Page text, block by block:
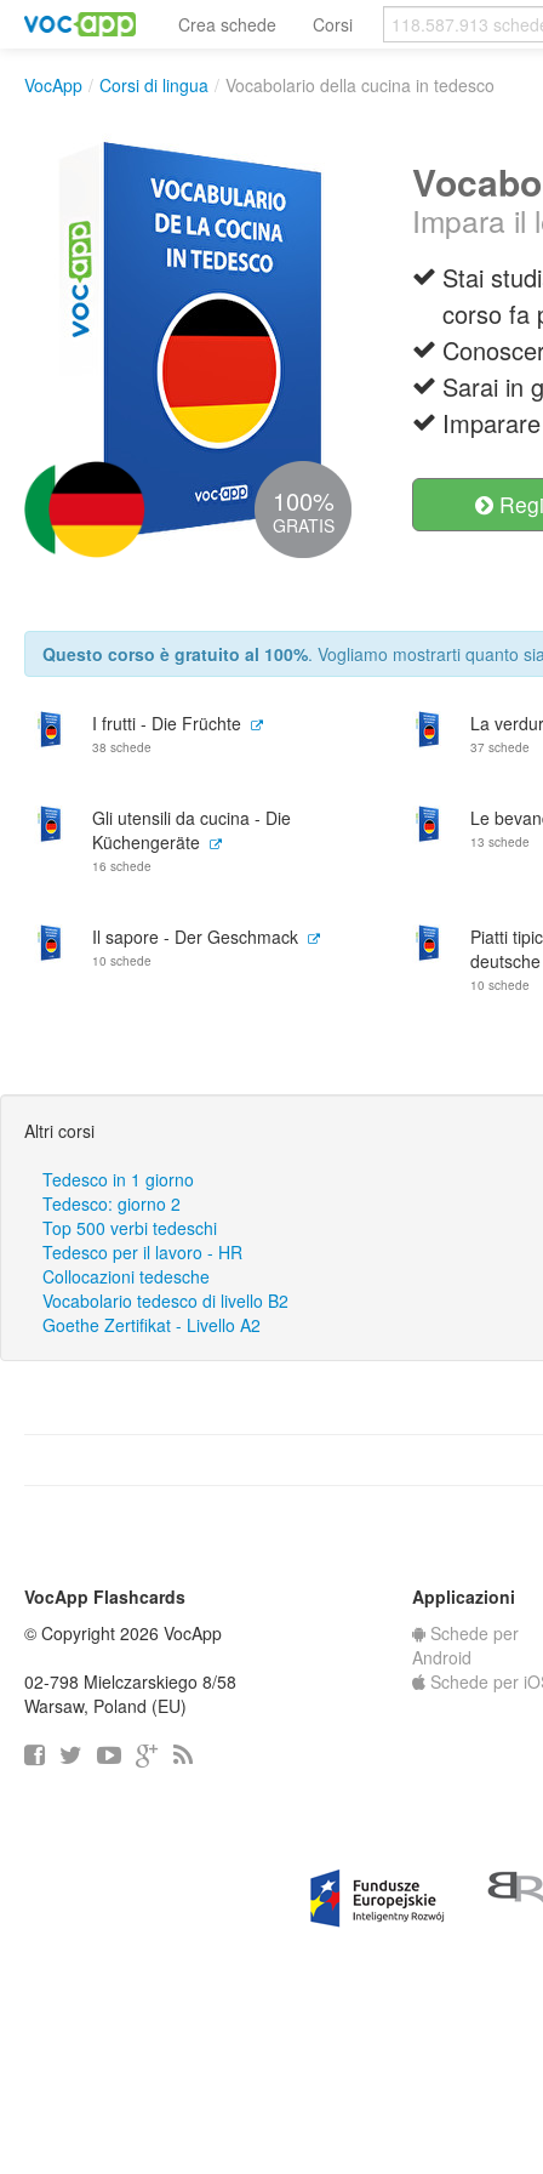
Crea schede Corsi
VocApp / Corsi di lingua / Vocabolario della cucina in tedesco
100%
GRATIS
Impara il
Stai
corso fa
Sarai in
Questo corso è gratuito al 100%. Vogliamo mostrarti quanto
I frutti - Die Früchte
38 schede
La
37 schede
Gli utensili da cucina - Die
Küchengeräte
16 schede
Le
13 schede
Il sapore - Der Geschmack
10 schede
Piatti
10 schede
Altri corsi
Tedesco in 1 giorno
Tedesco: giorno 2
Top 500 verbi tedeschi
Tedesco per il lavoro - HR
Collocazioni tedesche
Vocabolario tedesco di livello B2
Goethe Zertifikat - Livello A2
VocApp Flashcards
© Copyright 2026 VocApp
02-798 Mielczarskiego 8/58
Warsaw, Poland (EU)
Applicazioni
Schede per
Android
Schede per